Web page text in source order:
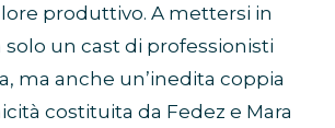
produttivo. A mettersi in
un cast di professionisti
ma anche un’inedita coppia
costituita da Fedez e Mara